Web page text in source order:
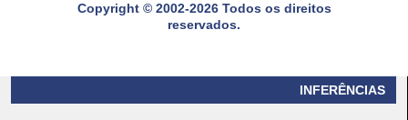
INFERÊNCIAS
Copyright © 2002-2026 Todos os direitos
reservados.